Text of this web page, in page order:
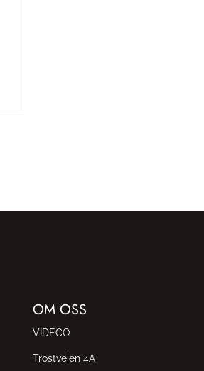
OM OSS
VIDECO
Trostveien 4A